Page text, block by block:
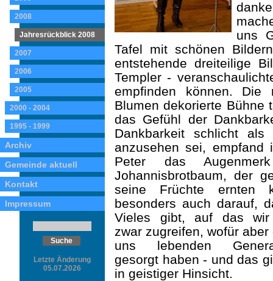
2008
Jahresrückblick 2008
2007
2006
2005
2000 - 2004
1995 - 1999
Archiv
Gemeinde aktuell
Kontakt
Impressum
Letzte Änderung
05.07.2026
uns
Tafel mit schönen
entstehende dreiteilige
Templer -
empfinden können. Die
Blumen dekorierte Bühne
das Gefühl der
Dankbarkeit schlicht
anzusehen sei,
Peter das
Johannisbrotbaum, der
seine Früchte ernten
besonders auch darauf,
Vieles gibt, auf das wir
zwar zugreifen, wofür aber
uns lebenden
gesorgt haben - und das
in geistiger Hinsicht.